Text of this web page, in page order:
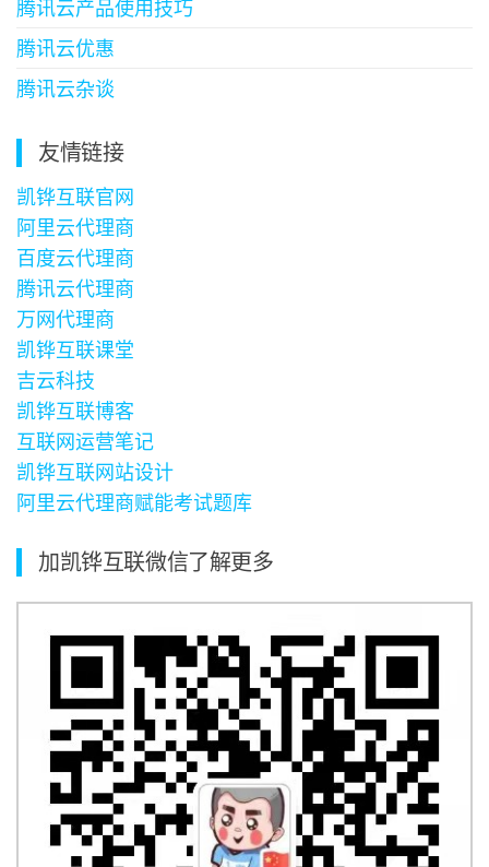
腾讯云产品使用技巧
腾讯云优惠
腾讯云杂谈
友情链接
凯铧互联官网
阿里云代理商
百度云代理商
腾讯云代理商
万网代理商
凯铧互联课堂
吉云科技
凯铧互联博客
互联网运营笔记
凯铧互联网站设计
阿里云代理商赋能考试题库
加凯铧互联微信了解更多